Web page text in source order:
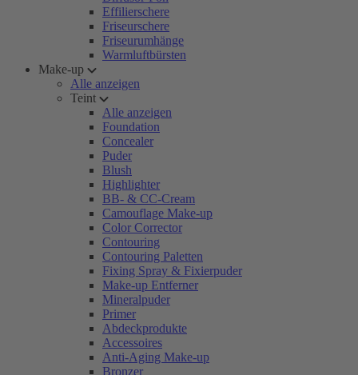
Effilierschere
Friseurschere
Friseurumhänge
Warmluftbürsten
Make-up
Alle anzeigen
Teint
Alle anzeigen
Foundation
Concealer
Puder
Blush
Highlighter
BB- & CC-Cream
Camouflage Make-up
Color Corrector
Contouring
Contouring Paletten
Fixing Spray & Fixierpuder
Make-up Entferner
Mineralpuder
Primer
Abdeckprodukte
Accessoires
Anti-Aging Make-up
Bronzer